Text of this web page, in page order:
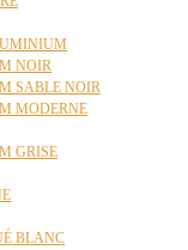
NOIR
SABLE NOIR
MODERNE
GRISE
BLANC